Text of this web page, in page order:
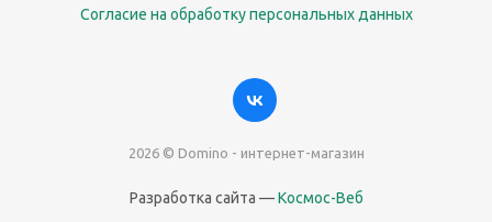
2026 © Domino - интернет-магазин
Разработка сайта —Космос-Веб
Согласие на обработку персональных данных